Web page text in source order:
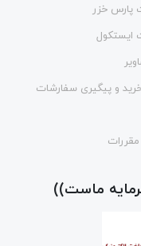
پارس خزر
ایستکول
و پیگیری سفارشات
ماست))